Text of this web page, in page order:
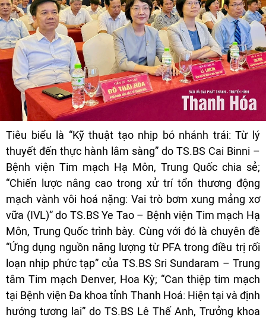
Tiêu biểu là “Kỹ thuật tạo nhịp bó nhánh trái: Từ lý
thuyết đến thực hành lâm sàng” do TS.BS Cai Binni –
Bệnh viện Tim mạch Hạ Môn, Trung Quốc chia sẻ;
“Chiến lược nâng cao trong xử trí tổn thương động
mạch vành vôi hoá nặng: Vai trò bơm xung mảng xơ
vữa (IVL)” do TS.BS Ye Tao – Bệnh viện Tim mạch Hạ
Môn, Trung Quốc trình bày. Cùng với đó là chuyên đề
“Ứng dụng nguồn năng lượng từ PFA trong điều trị rối
loạn nhịp phức tạp” của TS.BS Sri Sundaram – Trung
tâm Tim mạch Denver, Hoa Kỳ; “Can thiệp tim mạch
tại Bệnh viện Đa khoa tỉnh Thanh Hoá: Hiện tại và định
hướng tương lai” do TS.BS Lê Thế Anh, Trưởng khoa